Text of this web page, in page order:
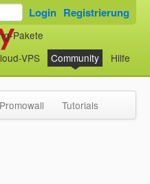
Pakete
VPS Community Hilfe
Login Registrierung
Promowall Tutorials